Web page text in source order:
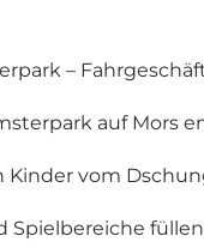
–
auf Mors
Kinder vom
Spielbereiche